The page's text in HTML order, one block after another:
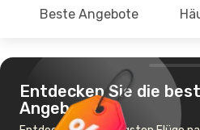
Beste Angebote
Entdecken Sie die
Angebote